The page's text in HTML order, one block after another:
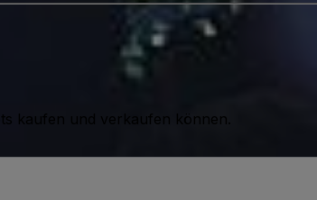
kaufen und verkaufen können.